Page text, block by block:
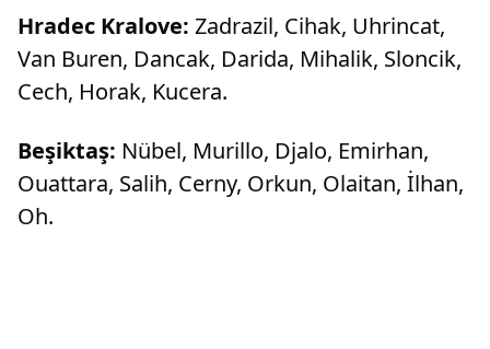
Hradec Kralove: Zadrazil, Cihak, Uhrincat,
Van Buren, Dancak, Darida, Mihalik, Sloncik,
Cech, Horak, Kucera.
Beşiktaş: Nübel, Murillo, Djalo, Emirhan,
Ouattara, Salih, Cerny, Orkun, Olaitan, İlhan,
Oh.